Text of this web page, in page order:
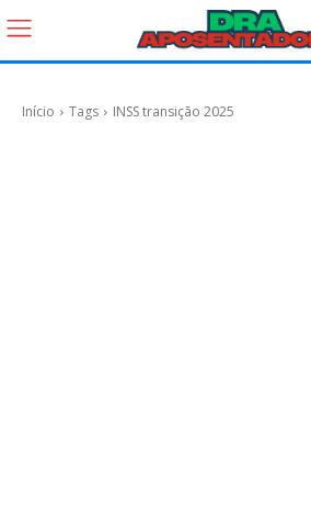
Início Tags INSS transição 2025